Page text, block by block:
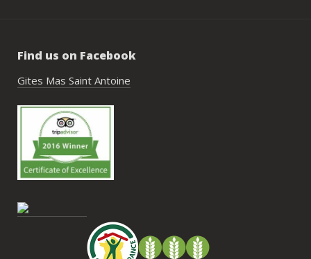
piscine, nature, tranquillité, nombreux
hébergements et beaucoup d’activités à
très beau souvenir de ce week-end et
nous recommandons le Mas Saint-
Antoine sans hésitation.**La seule petite
contrainte du week-end concerne la
gestion des déchets, puisqu’il n’y a pas
de tri directement sur le domaine et qu’il
faut se rendre au village. Cela ne nous a
pas posé de véritable problème, mais ce
Find us on Facebook
Gites Mas Saint Antoine